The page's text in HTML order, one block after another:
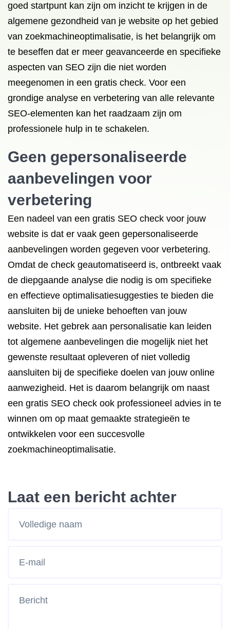
goed startpunt kan zijn om inzicht te krijgen in de
algemene gezondheid van je website op het gebied
van zoekmachineoptimalisatie, is het belangrijk om
te beseffen dat er meer geavanceerde en specifieke
aspecten van SEO zijn die niet worden
meegenomen in een gratis check. Voor een
grondige analyse en verbetering van alle relevante
SEO-elementen kan het raadzaam zijn om
professionele hulp in te schakelen.
Geen gepersonaliseerde
aanbevelingen voor
verbetering
Een nadeel van een gratis SEO check voor jouw
website is dat er vaak geen gepersonaliseerde
aanbevelingen worden gegeven voor verbetering.
Omdat de check geautomatiseerd is, ontbreekt vaak
de diepgaande analyse die nodig is om specifieke
en effectieve optimalisatiesuggesties te bieden die
aansluiten bij de unieke behoeften van jouw
website. Het gebrek aan personalisatie kan leiden
tot algemene aanbevelingen die mogelijk niet het
gewenste resultaat opleveren of niet volledig
aansluiten bij de specifieke doelen van jouw online
aanwezigheid. Het is daarom belangrijk om naast
een gratis SEO check ook professioneel advies in te
winnen om op maat gemaakte strategieën te
ontwikkelen voor een succesvolle
zoekmachineoptimalisatie.
Laat een bericht achter